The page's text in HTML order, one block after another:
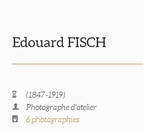
Edouard FISCH
(1847-1919)
Photographe d'atelier
6 photographies